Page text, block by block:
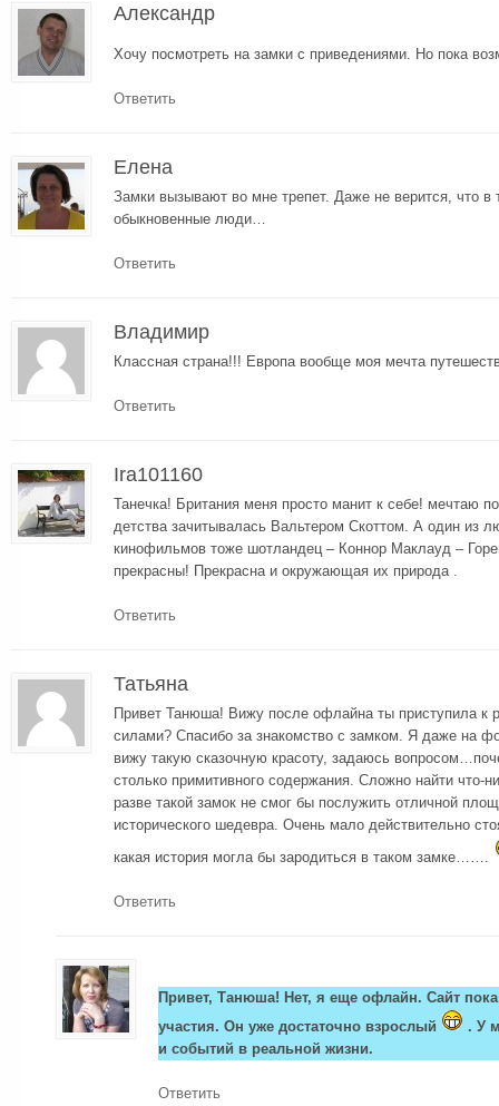
Александр
Хочу посмотреть на замки с приведениями. Но пока
Ответить
Елена
Замки вызывают во мне трепет. Даже не верится, что в
обыкновенные люди…
Ответить
Владимир
Классная страна!!! Европа вообще моя мечта
Ответить
Ira101160
Танечка! Британия меня просто манит к себе! мечтаю
детства зачитывалась Вальтером Скоттом. А один из
кинофильмов тоже шотландец – Коннор Маклауд –
прекрасны! Прекрасна и окружающая их природа .
Ответить
Татьяна
Привет Танюша! Вижу после офлайна ты приступила к
силами? Спасибо за знакомство с замком. Я даже на
вижу такую сказочную красоту, задаюсь
столько примитивного содержания. Сложно найти что-
разве такой замок не смог бы послужить отличной
исторического шедевра. Очень мало действительно
какая история могла бы зародиться в таком замке…….
Ответить
Привет, Танюша! Нет, я еще офлайн. Сайт пока
участия. Он уже достаточно взрослый
. У
и событий в реальной жизни.
Ответить